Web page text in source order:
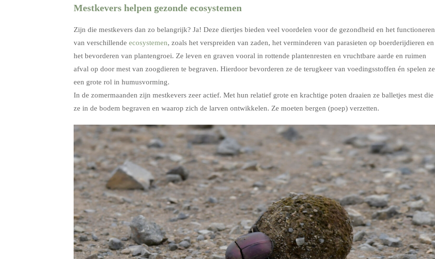
Mestkevers helpen gezonde ecosystemen
Zijn die mestkevers dan zo belangrijk? Ja! Deze diertjes bieden veel voordelen voor de gezondheid en het functioneren
van verschillende ecosystemen, zoals het verspreiden van zaden, het verminderen van parasieten op boerderijdieren en
het bevorderen van plantengroei. Ze leven en graven vooral in rottende plantenresten en vruchtbare aarde en ruimen
afval op door mest van zoogdieren te begraven. Hierdoor bevorderen ze de terugkeer van voedingsstoffen én spelen ze
een grote rol in humusvorming.
In de zomermaanden zijn mestkevers zeer actief. Met hun relatief grote en krachtige poten draaien ze balletjes mest die
ze in de bodem begraven en waarop zich de larven ontwikkelen. Ze moeten bergen (poep) verzetten.